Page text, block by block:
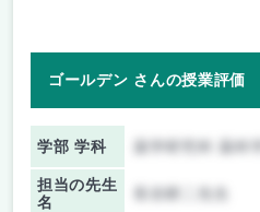
ゴールデン さんの授業評価
学部 学科
担当の先生
名